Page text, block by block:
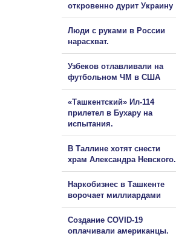
откровенно дурит Украину
Люди с руками в России
нарасхват.
Узбеков отлавливали на
футбольном ЧМ в США
«Ташкентский» Ил-114
прилетел в Бухару на
испытания.
В Таллине хотят снести
храм Александра Невского.
Наркобизнес в Ташкенте
ворочает миллиардами
Создание COVID-19
оплачивали американцы.